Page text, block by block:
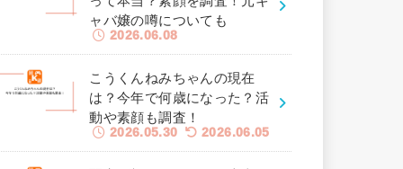
ャバ嬢の噂についても
2026.06.08
こうくんねみちゃんの現在
は？今年で何歳になった？活
動や素顔も調査！
2026.05.30 2026.06.05